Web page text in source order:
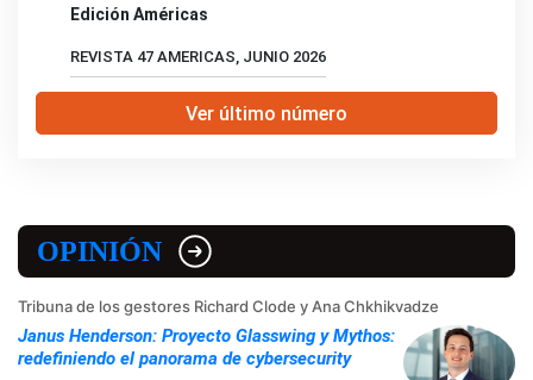
Edición Américas
REVISTA 47 AMERICAS, JUNIO 2026
Ver último número
OPINIÓN
Tribuna de los gestores Richard Clode y Ana Chkhikvadze
Janus Henderson: Proyecto Glasswing y Mythos:
redefiniendo el panorama de cybersecurity